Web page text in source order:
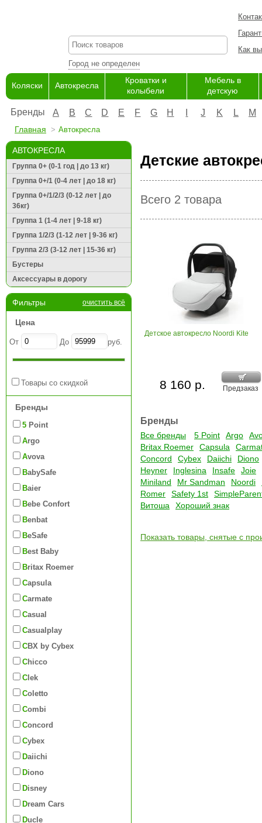
Город не определен
Как
Коляски Автокресла
Кроватки и
колыбели
Мебель в
детскую
Бренды A B C D E F G H J K L M
Главная Автокресла
АВТОКРЕСЛА
Группа 0+ (0-1 год | до 13 кг)
Группа 0+/1 (0-4 лет | до 18 кг)
Группа 0+/1/2/3 (0-12 лет | до
36кг)
Группа 1 (1-4 лет | 9-18 кг)
Группа 1/2/3 (1-12 лет | 9-36 кг)
Группа 2/3 (3-12 лет | 15-36 кг)
Бустеры
Аксессуары в дорогу
Фильтры очистить всё
Цена
От До руб.
Товары со скидкой
Бренды
5 Point
Argo
Avova
BabySafe
Baier
Bebe Confort
Benbat
BeSafe
Best Baby
Britax Roemer
Capsula
Carmate
Casual
Casualplay
CBX by Cybex
Chicco
Clek
Coletto
Combi
Concord
Cybex
Daiichi
Diono
Disney
Dream Cars
Ducle
Детские
Всего 2 товара
Детское автокресло Noordi Kite
Предзаказ
8 160 р.
Бренды
Все бренды 5 Point Argo
Britax Roemer
Capsula
Concord
Cybex Daiichi
Diono
Heyner
Inglesina Insafe
Joie
Miniland
Mr Sandman Noordi
Romer
Safety 1st
Витоша
Хороший знак
Показать товары, снятые с